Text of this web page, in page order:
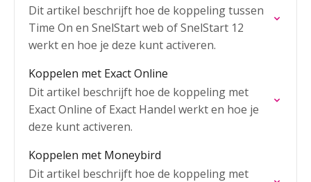
Dit artikel beschrijft hoe de koppeling tussen
Time On en SnelStart web of SnelStart 12
werkt en hoe je deze kunt activeren.
Koppelen met Exact Online
Dit artikel beschrijft hoe de koppeling met
Exact Online of Exact Handel werkt en hoe je
deze kunt activeren.
Koppelen met Moneybird
Dit artikel beschrijft hoe de koppeling met